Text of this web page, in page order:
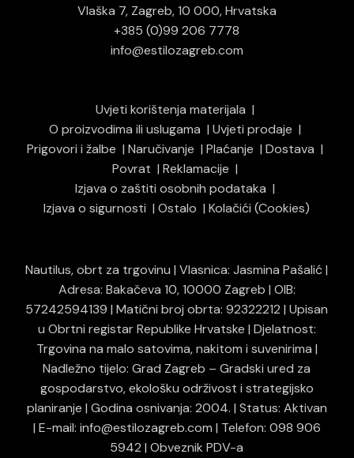
Vlaška 7, Zagreb, 10 000, Hrvatska
+385 (0)99 206 7778
info@estilozagreb.com
Uvjeti korištenja materijala
O proizvodima ili uslugama
Uvjeti prodaje
Prigovori i žalbe
Naručivanje Plaćanje
Dostava
Povrat
Reklamacije
Izjava o zaštiti osobnih podataka
Izjava o sigurnosti
Ostalo Kolačići (Cookies)
Nautilus, obrt za trgovinu | Vlasnica: Jasmina Pašalić |
Adresa: Bakačeva 10, 10000 Zagreb | OIB:
57242594139 | Matični broj obrta: 92322212 | Upisan
u Obrtni registar Republike Hrvatske | Djelatnost:
Trgovina na malo satovima, nakitom i suvenirima |
Nadležno tijelo: Grad Zagreb – Gradski ured za
gospodarstvo, ekološku održivost i strategijsko
planiranje | Godina osnivanja: 2004. | Status: Aktivan
| E-mail: info@estilozagreb.com | Telefon: 098 906
5942 | Obveznik PDV-a